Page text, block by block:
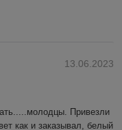
13.06.2023
Привезли
как и заказывал, белый